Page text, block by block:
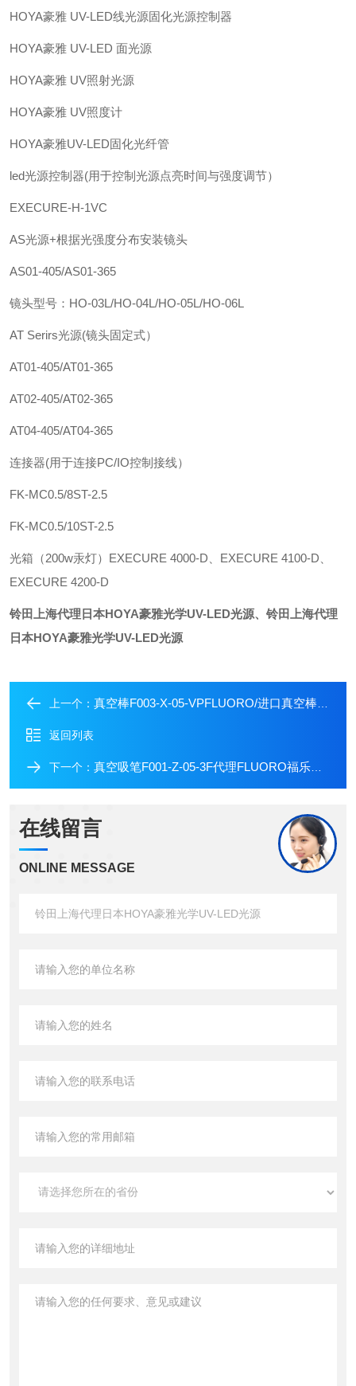
HOYA豪雅 UV-LED线光源固化光源控制器
HOYA豪雅 UV-LED 面光源
HOYA豪雅 UV照射光源
HOYA豪雅 UV照度计
HOYA豪雅UV-LED固化光纤管
led光源控制器(用于控制光源点亮时间与强度调节）
EXECURE-H-1VC
AS光源+根据光强度分布安装镜头
AS01-405/AS01-365
镜头型号：HO-03L/HO-04L/HO-05L/HO-06L
AT Serirs光源(镜头固定式）
AT01-405/AT01-365
AT02-405/AT02-365
AT04-405/AT04-365
连接器(用于连接PC/IO控制接线）
FK-MC0.5/8ST-2.5
FK-MC0.5/10ST-2.5
光箱（200w汞灯）EXECURE 4000-D、EXECURE 4100-D、
EXECURE 4200-D
铃田上海代理日本HOYA豪雅光学UV-LED光源、 铃田上海代理
日本HOYA豪雅光学UV-LED光源
上一个： 真空棒F003-X-05-VPFLUORO/进口真空棒日本福乐晶圆用真空吸笔
返回列表
下一个： 真空吸笔F001-Z-05-3F代理FLUORO福乐日本进口8寸晶圆用真空镊子
在线留言
ONLINE MESSAGE